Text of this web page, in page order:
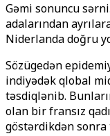
Gəmi sonuncu
adalarından
Niderlanda doğru
Sözügedən
indiyədək qlobal
təsdiqlənib.
olan bir fransız
göstərdikdən sonra